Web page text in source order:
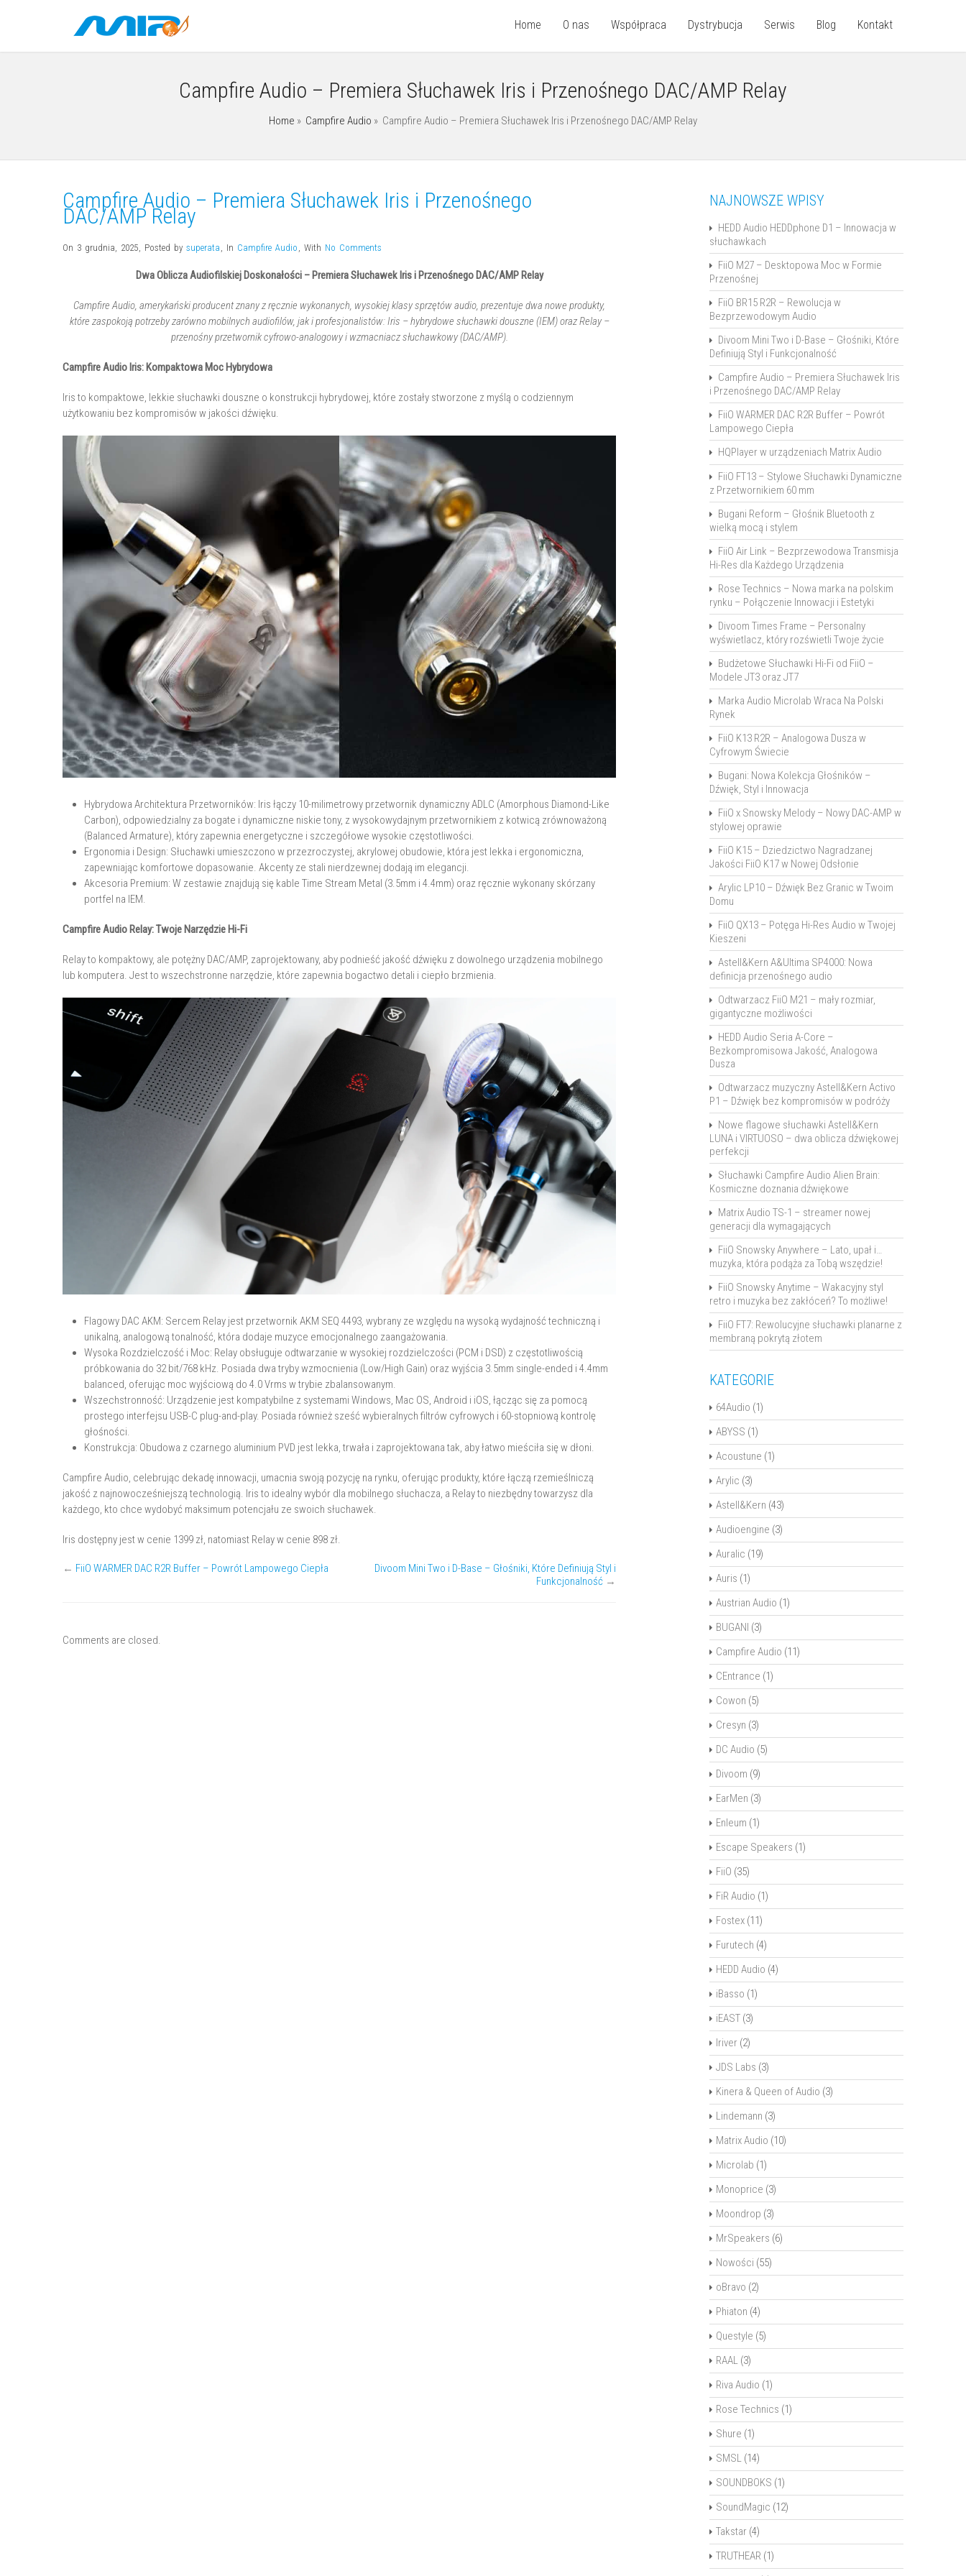
Home O nas Współpraca Dystrybucja Serwis Blog Kontakt
Campfire Audio – Premiera Słuchawek Iris i Przenośnego DAC/AMP Relay
Home » Campfire Audio » Campfire Audio – Premiera Słuchawek Iris i Przenośnego DAC/AMP Relay
Campfire Audio – Premiera Słuchawek Iris i Przenośnego
DAC/AMP Relay
On 3 grudnia, 2025, Posted by superata , In Campfire Audio , With No Comments
Dwa Oblicza Audiofilskiej Doskonałości – Premiera Słuchawek Iris i Przenośnego DAC/AMP Relay
Campfire Audio, amerykański producent znany z ręcznie wykonanych, wysokiej klasy sprzętów audio, prezentuje dwa nowe produkty,
które zaspokoją potrzeby zarówno mobilnych audiofilów, jak i profesjonalistów: Iris – hybrydowe słuchawki douszne (IEM) oraz Relay –
przenośny przetwornik cyfrowo-analogowy i wzmacniacz słuchawkowy (DAC/AMP).
Campfire Audio Iris: Kompaktowa Moc Hybrydowa
Iris to kompaktowe, lekkie słuchawki douszne o konstrukcji hybrydowej, które zostały stworzone z myślą o codziennym
użytkowaniu bez kompromisów w jakości dźwięku.
Hybrydowa Architektura Przetworników: Iris łączy 10-milimetrowy przetwornik dynamiczny ADLC (Amorphous Diamond-Like
Carbon), odpowiedzialny za bogate i dynamiczne niskie tony, z wysokowydajnym przetwornikiem z kotwicą zrównoważoną
(Balanced Armature), który zapewnia energetyczne i szczegółowe wysokie częstotliwości.
Ergonomia i Design: Słuchawki umieszczono w przezroczystej, akrylowej obudowie, która jest lekka i ergonomiczna,
zapewniając komfortowe dopasowanie. Akcenty ze stali nierdzewnej dodają im elegancji.
Akcesoria Premium: W zestawie znajdują się kable Time Stream Metal (3.5mm i 4.4mm) oraz ręcznie wykonany skórzany
portfel na IEM.
Campfire Audio Relay: Twoje Narzędzie Hi-Fi
Relay to kompaktowy, ale potężny DAC/AMP, zaprojektowany, aby podnieść jakość dźwięku z dowolnego urządzenia mobilnego
lub komputera. Jest to wszechstronne narzędzie, które zapewnia bogactwo detali i ciepło brzmienia.
Flagowy DAC AKM: Sercem Relay jest przetwornik AKM SEQ 4493, wybrany ze względu na wysoką wydajność techniczną i
unikalną, analogową tonalność, która dodaje muzyce emocjonalnego zaangażowania.
Wysoka Rozdzielczość i Moc: Relay obsługuje odtwarzanie w wysokiej rozdzielczości (PCM i DSD) z częstotliwością
próbkowania do 32 bit/768 kHz. Posiada dwa tryby wzmocnienia (Low/High Gain) oraz wyjścia 3.5mm single-ended i 4.4mm
balanced, oferując moc wyjściową do 4.0 Vrms w trybie zbalansowanym.
Wszechstronność: Urządzenie jest kompatybilne z systemami Windows, Mac OS, Android i iOS, łącząc się za pomocą
prostego interfejsu USB-C plug-and-play. Posiada również sześć wybieralnych filtrów cyfrowych i 60-stopniową kontrolę
głośności.
Konstrukcja: Obudowa z czarnego aluminium PVD jest lekka, trwała i zaprojektowana tak, aby łatwo mieściła się w dłoni.
Campfire Audio, celebrując dekadę innowacji, umacnia swoją pozycję na rynku, oferując produkty, które łączą rzemieślniczą
jakość z najnowocześniejszą technologią. Iris to idealny wybór dla mobilnego słuchacza, a Relay to niezbędny towarzysz dla
każdego, kto chce wydobyć maksimum potencjału ze swoich słuchawek.
Iris dostępny jest w cenie 1399 zł, natomiast Relay w cenie 898 zł.
← FiiO WARMER DAC R2R Buffer – Powrót Lampowego Ciepła
Divoom Mini Two i D-Base – Głośniki, Które Definiują Styl i
Funkcjonalność →
Comments are closed.
NAJNOWSZE WPISY
HEDD Audio HEDDphone D1 – Innowacja w
słuchawkach
FiiO M27 – Desktopowa Moc w Formie
Przenośnej
FiiO BR15 R2R – Rewolucja w
Bezprzewodowym Audio
Divoom Mini Two i D-Base – Głośniki, Które
Definiują Styl i Funkcjonalność
Campfire Audio – Premiera Słuchawek Iris
i Przenośnego DAC/AMP Relay
FiiO WARMER DAC R2R Buffer – Powrót
Lampowego Ciepła
HQPlayer w urządzeniach Matrix Audio
FiiO FT13 – Stylowe Słuchawki Dynamiczne
z Przetwornikiem 60 mm
Bugani Reform – Głośnik Bluetooth z
wielką mocą i stylem
FiiO Air Link – Bezprzewodowa Transmisja
Hi-Res dla Każdego Urządzenia
Rose Technics – Nowa marka na polskim
rynku – Połączenie Innowacji i Estetyki
Divoom Times Frame – Personalny
wyświetlacz, który rozświetli Twoje życie
Budżetowe Słuchawki Hi-Fi od FiiO –
Modele JT3 oraz JT7
Marka Audio Microlab Wraca Na Polski
Rynek
FiiO K13 R2R – Analogowa Dusza w
Cyfrowym Świecie
Bugani: Nowa Kolekcja Głośników –
Dźwięk, Styl i Innowacja
FiiO x Snowsky Melody – Nowy DAC-AMP w
stylowej oprawie
FiiO K15 – Dziedzictwo Nagradzanej
Jakości FiiO K17 w Nowej Odsłonie
Arylic LP10 – Dźwięk Bez Granic w Twoim
Domu
FiiO QX13 – Potęga Hi-Res Audio w Twojej
Kieszeni
Astell&Kern A&Ultima SP4000: Nowa
definicja przenośnego audio
Odtwarzacz FiiO M21 – mały rozmiar,
gigantyczne możliwości
HEDD Audio Seria A-Core –
Bezkompromisowa Jakość, Analogowa
Dusza
Odtwarzacz muzyczny Astell&Kern Activo
P1 – Dźwięk bez kompromisów w podróży
Nowe flagowe słuchawki Astell&Kern
LUNA i VIRTUOSO – dwa oblicza dźwiękowej
perfekcji
Słuchawki Campfire Audio Alien Brain:
Kosmiczne doznania dźwiękowe
Matrix Audio TS-1 – streamer nowej
generacji dla wymagających
FiiO Snowsky Anywhere – Lato, upał i…
muzyka, która podąża za Tobą wszędzie!
FiiO Snowsky Anytime – Wakacyjny styl
retro i muzyka bez zakłóceń? To możliwe!
FiiO FT7: Rewolucyjne słuchawki planarne z
membraną pokrytą złotem
KATEGORIE
64Audio (1)
ABYSS (1)
Acoustune (1)
Arylic (3)
Astell&Kern (43)
Audioengine (3)
Auralic (19)
Auris (1)
Austrian Audio (1)
BUGANI (3)
Campfire Audio (11)
CEntrance (1)
Cowon (5)
Cresyn (3)
DC Audio (5)
Divoom (9)
EarMen (3)
Enleum (1)
Escape Speakers (1)
FiiO (35)
FiR Audio (1)
Fostex (11)
Furutech (4)
HEDD Audio (4)
iBasso (1)
iEAST (3)
Iriver (2)
JDS Labs (3)
Kinera & Queen of Audio (3)
Lindemann (3)
Matrix Audio (10)
Microlab (1)
Monoprice (3)
Moondrop (3)
MrSpeakers (6)
Nowości (55)
oBravo (2)
Phiaton (4)
Questyle (5)
RAAL (3)
Riva Audio (1)
Rose Technics (1)
Shure (1)
SMSL (14)
SOUNDBOKS (1)
SoundMagic (12)
Takstar (4)
TRUTHEAR (1)